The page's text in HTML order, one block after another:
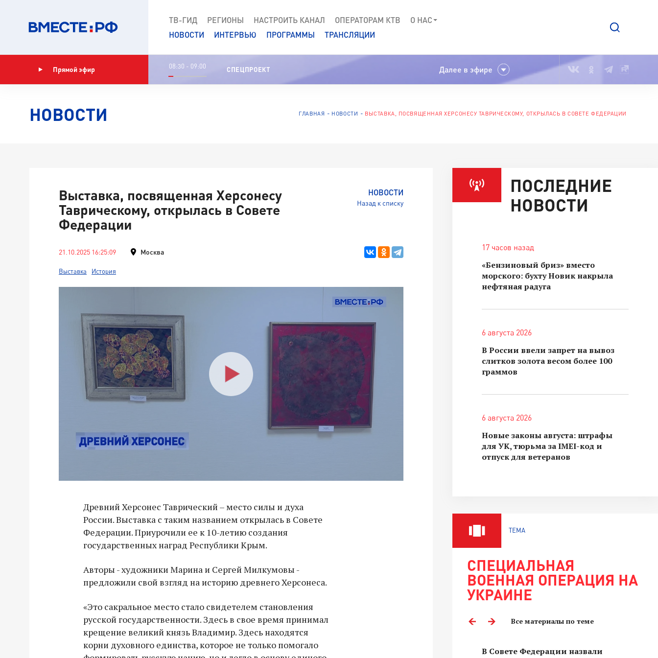
ТВ-ГИД РЕГИОНЫ НАСТРОИТЬ КАНАЛ ОПЕРАТОРАМ КТВ
О НАС
НОВОСТИ
ИНТЕРВЬЮ ПРОГРАММЫ ТРАНСЛЯЦИИ
Прямой эфир 08:30 - 09:00 СПЕЦПРОЕКТ Далее в эфире
НОВОСТИ ГЛАВНАЯ НОВОСТИ ВЫСТАВКА, ПОСВЯЩЕННАЯ ХЕРСОНЕСУ ТАВРИЧЕСКОМУ, ОТКРЫЛАСЬ В СОВЕТЕ ФЕДЕРАЦИИ
НОВОСТИ
Назад к списку
Выставка, посвященная Херсонесу
Таврическому, открылась в Совете
Федерации
21.10.2025 16:25:09 Москва
Выставка История
Древний Херсонес Таврический – место силы и духа
России. Выставка с таким названием открылась в Совете
Федерации. Приурочили ее к 10-летию создания
государственных наград Республики Крым.
Авторы - художники Марина и Сергей Милкумовы -
предложили свой взгляд на историю древнего Херсонеса.
«Это сакральное место стало свидетелем становления
русской государственности. Здесь в свое время принимал
крещение великий князь Владимир. Здесь находятся
корни духовного единства, которое не только помогало
ПОСЛЕДНИЕ
НОВОСТИ
17 часов назад
«Бензиновый бриз» вместо
морского: бухту Новик накрыла
нефтяная радуга
6 августа 2026
В России ввели запрет на вывоз
слитков золота весом более 100
граммов
6 августа 2026
Новые законы августа: штрафы
для УК, тюрьма за IMEI-код и
отпуск для ветеранов
ТЕМА
СПЕЦИАЛЬНАЯ
ВОЕННАЯ ОПЕРАЦИЯ НА
УКРАИНЕ
Все материалы по теме
Владимир Якушев передал бойцам
В Совете Федерации назвали